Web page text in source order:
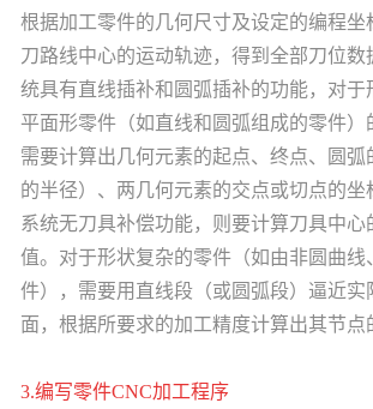
根据加工零件的几何尺寸及设定的编程坐
刀路线中心的运动轨迹，得到全部刀位数
统具有直线插补和圆弧插补的功能，对于
平面形零件（如直线和圆弧组成的零件）
需要计算出几何元素的起点、终点、圆弧
的半径）、两几何元素的交点或切点的坐
系统无刀具补偿功能，则要计算刀具中心
值。对于形状复杂的零件（如由非圆曲线
件），需要用直线段（或圆弧段）逼近实
面，根据所要求的加工精度计算出其节点
3.编写零件CNC加工程序